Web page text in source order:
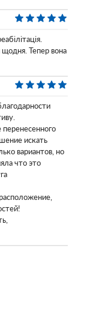
Тепер вона
искать
вариантов, но
что это